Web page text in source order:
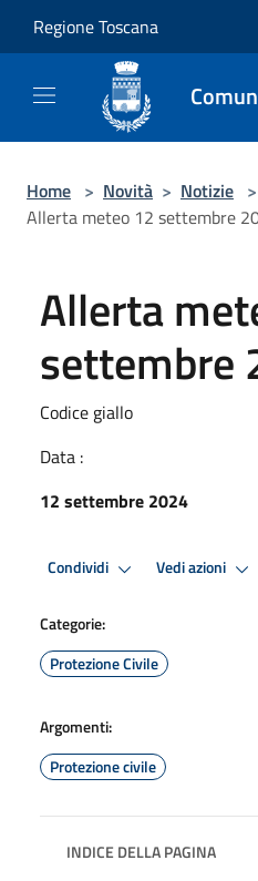
Regione Toscana
Home > Novità > Notizie >
Allerta meteo 12 settembre
Allerta
settembre
Codice giallo
Data :
12 settembre 2024
Condividi Vedi azioni
Categorie:
Protezione Civile
Argomenti:
Protezione civile
INDICE DELLA PAGINA